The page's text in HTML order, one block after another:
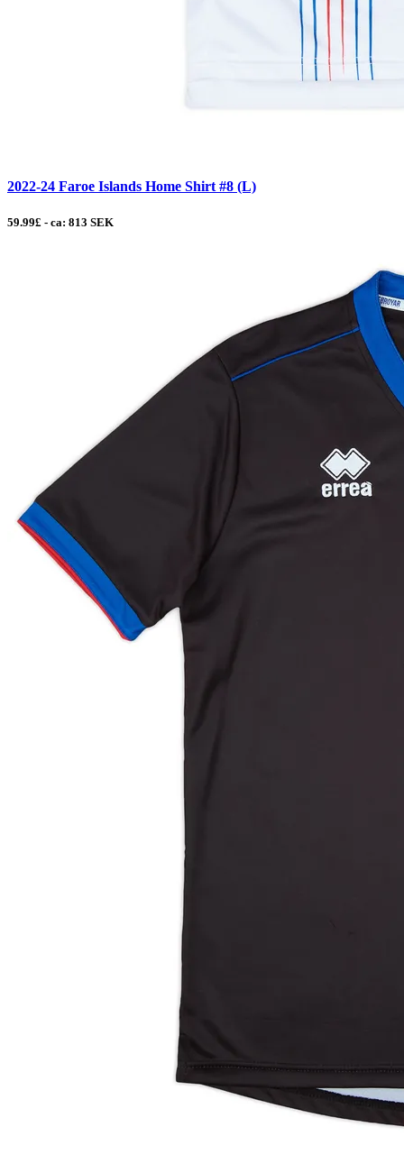
2022-24 Faroe Islands Home Shirt #8 (L)
59.99£ - ca: 813 SEK